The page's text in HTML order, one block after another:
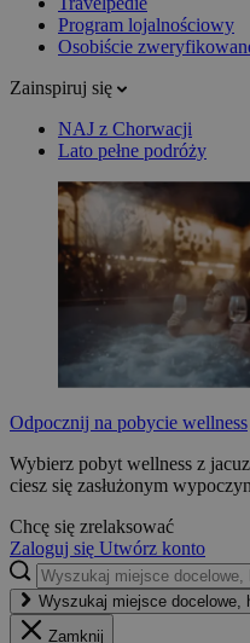
Program lojalnościowy
Osobiście
Zainspiruj się
NAJ z Chorwacji
Lato pełne podróży
Odpocznij na pobycie wellness
Wybierz pobyt wellness z
ciesz się zasłużonym
Chcę się zrelaksować
Zaloguj się Utwórz konto
Wyszukaj miejsce docelowe,
Zamknij